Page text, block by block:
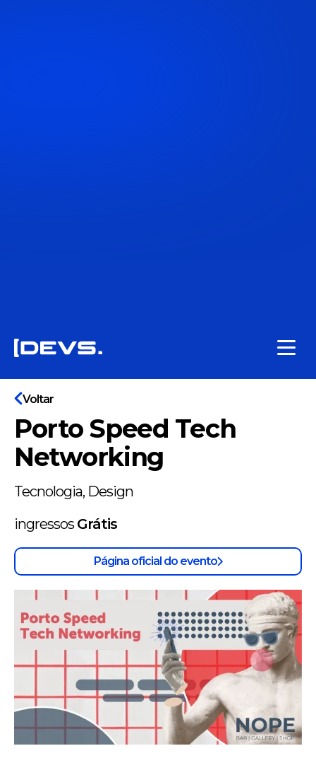
Voltar
Porto Speed Tech
Networking
Tecnologia, Design
ingressos Grátis
Página oficial do evento